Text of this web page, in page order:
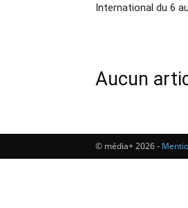
International du 6
Aucun
© média+ 2026 -